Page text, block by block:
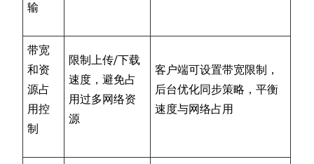
输
带宽
和资
源占
用控
制
限制上传/下载
速度，避免占
用过多网络资
源
客户端可设置带宽限制，
后台优化同步策略，平衡
速度与网络占用